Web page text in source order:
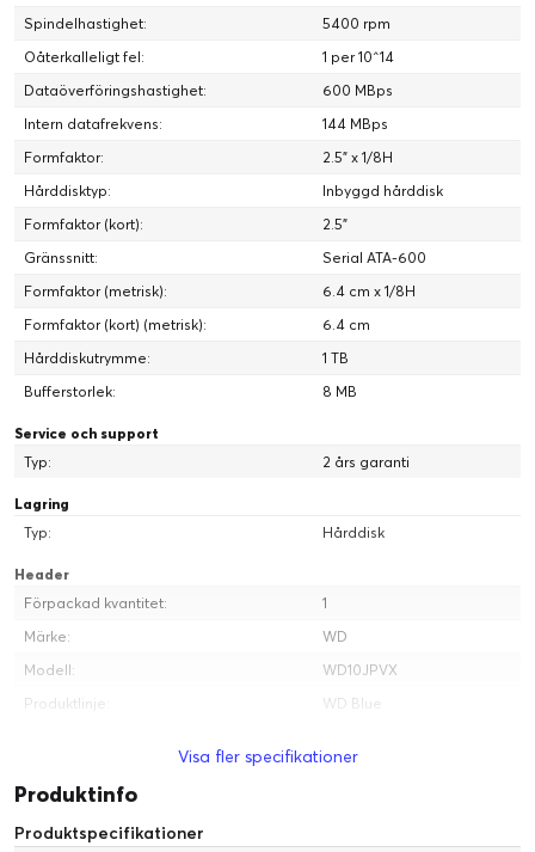
Spindelhastighet:
5400 rpm
Oåterkalleligt fel:
1 per 10^14
Dataöverföringshastighet:
600 MBps
Intern datafrekvens:
144 MBps
Formfaktor:
2.5" x 1/8H
Hårddisktyp:
Inbyggd hårddisk
Formfaktor (kort):
2.5"
Gränssnitt:
Serial ATA-600
Formfaktor (metrisk):
6.4 cm x 1/8H
Formfaktor (kort) (metrisk):
6.4 cm
Hårddiskutrymme:
1 TB
Bufferstorlek:
8 MB
Service och support
Typ:
2 års garanti
Lagring
Typ:
Hårddisk
Header
Förpackad kvantitet:
1
Märke:
WD
Modell:
WD10JPVX
Produktlinje:
WD Blue
Höjd:
Vikt:
Visa fler specifikationer
Produktinfo
Produktspecifikationer